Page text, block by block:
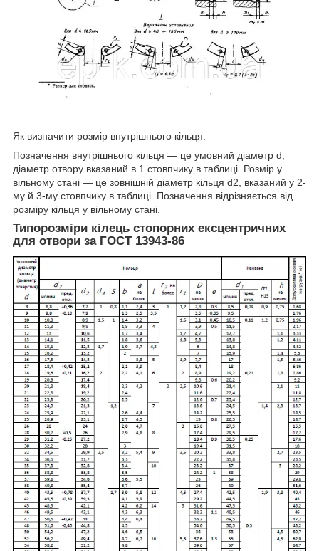
Як визначити розмір внутрішнього кільця:
Позначення внутрішнього кільця — це умовний діаметр d,
діаметр отвору вказаний в 1 стовпчику в таблиці. Розмір у
вільному стані — це зовнішній діаметр кільця d2, вказаний у 2-
му й 3-му стовпчику в таблиці. Позначення відрізняється від
розміру кільця у вільному стані.
Типорозміри кілець стопорних ексцентричних
для отвори за ГОСТ 13943-86